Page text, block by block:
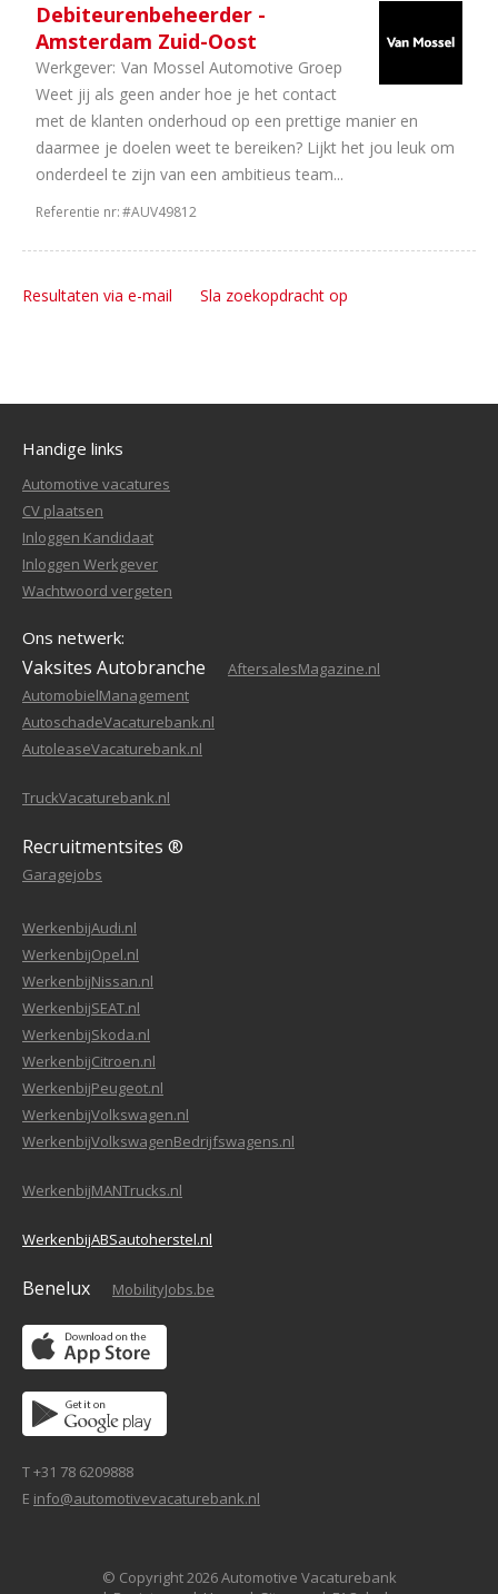
Debiteurenbeheerder -
Amsterdam Zuid-Oost
Werkgever: Van Mossel Automotive Groep
Weet jij als geen ander hoe je het contact
met de klanten onderhoud op een prettige manier en
daarmee je doelen weet te bereiken? Lijkt het jou leuk om
onderdeel te zijn van een ambitieus team...
Referentie nr:#AUV49812
Resultaten via e-mail Sla zoekopdracht op
Handige links
Automotive vacatures
CV plaatsen
Inloggen Kandidaat
Inloggen Werkgever
Wachtwoord vergeten
Ons netwerk:
Vaksites Autobranche
AftersalesMagazine.nl
AutomobielManagement
AutoschadeVacaturebank.nl
AutoleaseVacaturebank.nl
TruckVacaturebank.nl
Recruitmentsites ®
Garagejobs
WerkenbijAudi.nl
WerkenbijOpel.nl
WerkenbijNissan.nl
WerkenbijSEAT.nl
WerkenbijSkoda.nl
WerkenbijCitroen.nl
WerkenbijPeugeot.nl
WerkenbijVolkswagen.nl
WerkenbijVolkswagenBedrijfswagens.nl
WerkenbijMANTrucks.nl
WerkenbijABSautoherstel.nl
Benelux MobilityJobs.be
T +31 78 6209888
E info@automotivevacaturebank.nl
© Copyright 2026 Automotive Vacaturebank